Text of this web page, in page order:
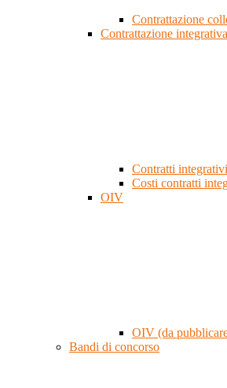
Contrattazione
Contrattazione integrativa
Contratti integrativi
Costi contratti
OIV
OIV (da
Bandi di concorso